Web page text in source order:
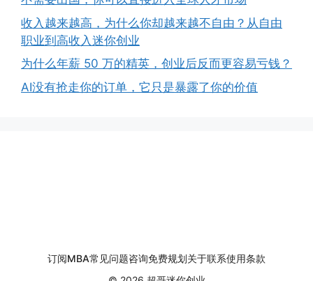
收入越来越高，为什么你却越来越不自由？从自由
职业到高收入迷你创业
为什么年薪 50 万的精英，创业后反而更容易亏钱？
AI没有抢走你的订单，它只是暴露了你的价值
订阅MBA常见问题咨询免费规划关于联系使用条款